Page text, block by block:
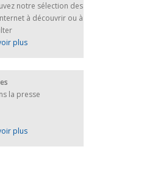
notre sélection des
à découvrir ou à
plus
la presse
plus